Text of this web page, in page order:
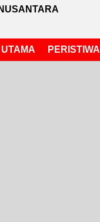
PERISTIWA